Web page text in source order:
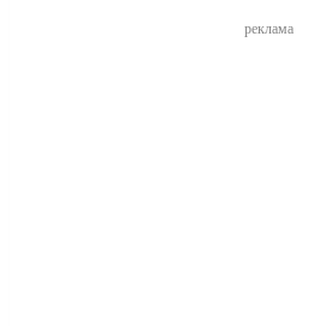
реклама